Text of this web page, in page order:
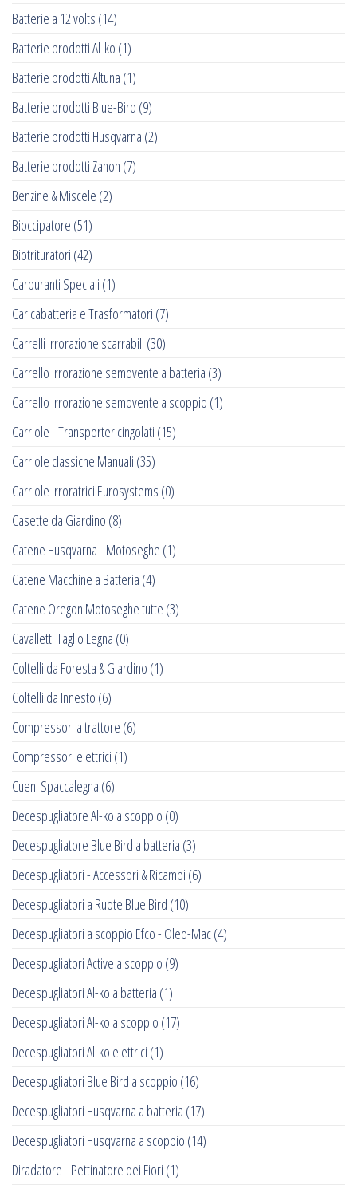
Batterie a 12 volts (14)
Batterie prodotti Al-ko (1)
Batterie prodotti Altuna (1)
Batterie prodotti Blue-Bird (9)
Batterie prodotti Husqvarna (2)
Batterie prodotti Zanon (7)
Benzine & Miscele (2)
Bioccipatore (51)
Biotrituratori (42)
Carburanti Speciali (1)
Caricabatteria e Trasformatori (7)
Carrelli irrorazione scarrabili (30)
Carrello irrorazione semovente a batteria (3)
Carrello irrorazione semovente a scoppio (1)
Carriole - Transporter cingolati (15)
Carriole classiche Manuali (35)
Carriole Irroratrici Eurosystems (0)
Casette da Giardino (8)
Catene Husqvarna - Motoseghe (1)
Catene Macchine a Batteria (4)
Catene Oregon Motoseghe tutte (3)
Cavalletti Taglio Legna (0)
Coltelli da Foresta & Giardino (1)
Coltelli da Innesto (6)
Compressori a trattore (6)
Compressori elettrici (1)
Cueni Spaccalegna (6)
Decespugliatore Al-ko a scoppio (0)
Decespugliatore Blue Bird a batteria (3)
Decespugliatori - Accessori & Ricambi (6)
Decespugliatori a Ruote Blue Bird (10)
Decespugliatori a scoppio Efco - Oleo-Mac(4)
Decespugliatori Active a scoppio (9)
Decespugliatori Al-ko a batteria (1)
Decespugliatori Al-ko a scoppio (17)
Decespugliatori Al-ko elettrici (1)
Decespugliatori Blue Bird a scoppio (16)
Decespugliatori Husqvarna a batteria (17)
Decespugliatori Husqvarna a scoppio (14)
Diradatore - Pettinatore dei Fiori (1)